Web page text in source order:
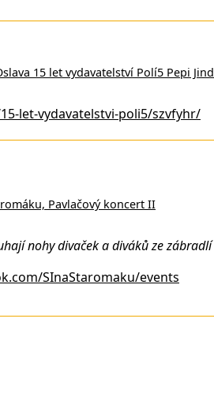
15 let vydavatelství Polí5 Pepi
let-vydavatelstvi-poli5/szvfyhr/
Pavlačový koncert II
nohy divaček a diváků ze
SInaStaromaku/events